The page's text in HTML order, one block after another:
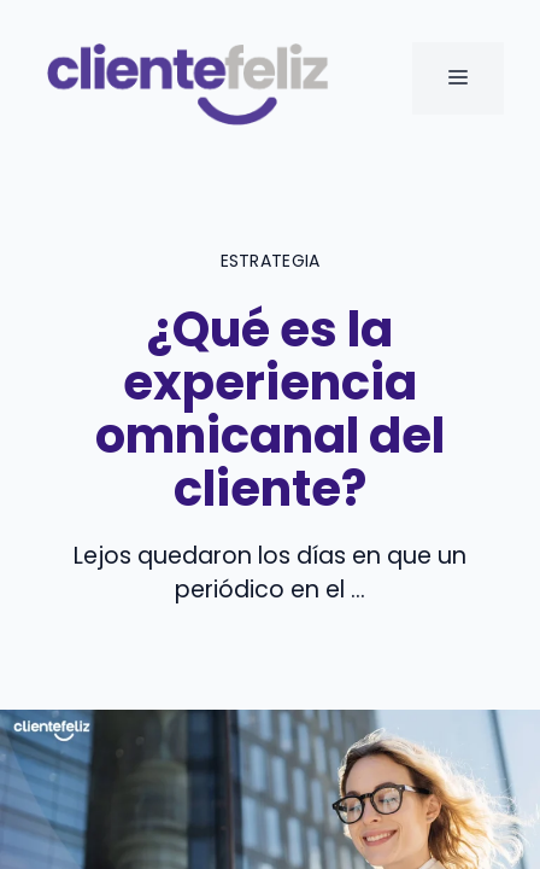
contenido
MENÚ
ESTRATEGIA
¿Qué es la
experiencia
omnicanal del
cliente?
Lejos quedaron los días en que un
periódico en el ...